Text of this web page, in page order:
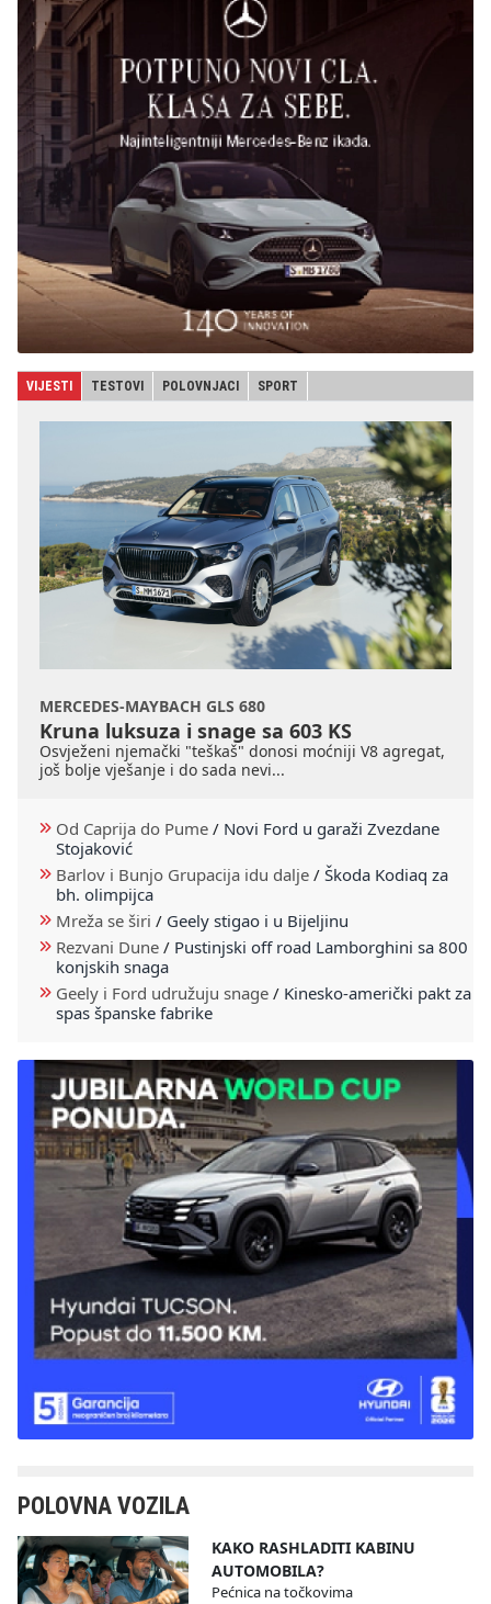
VIJESTI TESTOVI POLOVNJACI SPORT
MERCEDES-MAYBACH GLS 680
Kruna luksuza i snage sa 603 KS
Osvježeni njemački "teškaš" donosi moćniji V8 agregat,
još bolje vješanje i do sada nevi...
Od Caprija do Pume / Novi Ford u garaži Zvezdane
Stojaković
Barlov i Bunjo Grupacija idu dalje / Škoda Kodiaq za
bh. olimpijca
Mreža se širi / Geely stigao i u Bijeljinu
Rezvani Dune / Pustinjski off road Lamborghini sa 800
konjskih snaga
Geely i Ford udružuju snage / Kinesko-američki pakt za
spas španske fabrike
POLOVNA VOZILA
KAKO RASHLADITI KABINU
AUTOMOBILA?
Pećnica na točkovima